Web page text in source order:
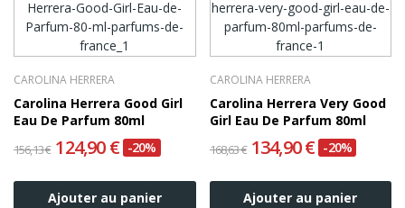
CAROLINA HERRERA
Carolina Herrera Good Girl
Eau De Parfum 80ml
156,13 € 124,90 € -20%
Ajouter au panier
CAROLINA HERRERA
Carolina Herrera Very Good
Girl Eau De Parfum 80ml
168,63 € 134,90 € -20%
Ajouter au panier